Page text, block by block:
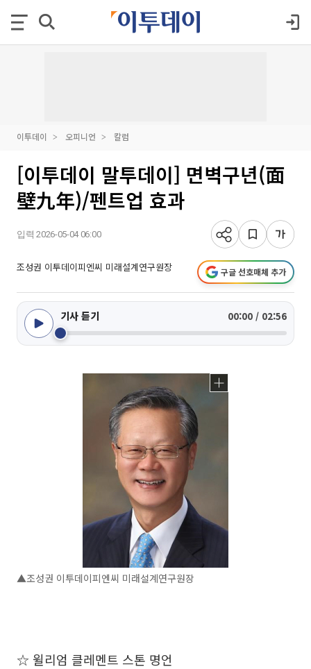
이투데이 오피니언 칼럼
[이투데이 말투데이] 면벽구년(面
壁九年)/펜트업 효과
입력 2026-05-04 06:00
조성권 이투데이피엔씨 미래설계연구원장 구글 선호매체 추가
기사 듣기 00:00 / 02:56
▲조성권 이투데이피엔씨 미래설계연구원장
☆ 윌리엄 클레멘트 스톤 명언